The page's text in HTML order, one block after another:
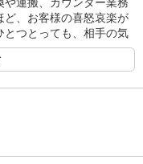
ど、お客様の喜怒哀楽が
つとっても、相手の気
付けてください。